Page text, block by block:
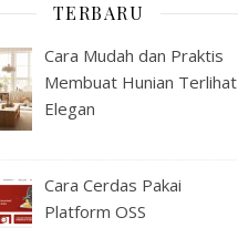
TERBARU
Cara Mudah dan Praktis
Membuat Hunian Terlihat
Elegan
Cara Cerdas Pakai
Platform OSS